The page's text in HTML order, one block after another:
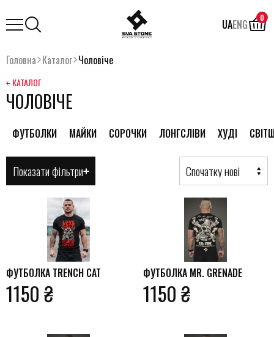
UAENG 0
Головна Каталог Чоловіче
￩ КАТАЛОГ
ЧОЛОВІЧЕ
ФУТБОЛКИ МАЙКИ СОРОЧКИ ЛОНГСЛІВИ ХУДІ
Показати фільтри Спочатку нові
ФУТБОЛКА TRENCH CAT
1150 ₴
ФУТБОЛКА MR. GRENADE
1150 ₴